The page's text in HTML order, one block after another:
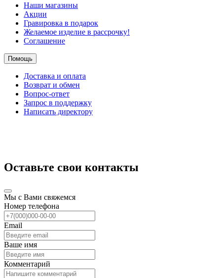
Наши магазины
Акции
Гравировка в подарок
Желаемое изделие в рассрочку!
Соглашение
Помощь
Доставка и оплата
Возврат и обмен
Вопрос-ответ
Запрос в поддержку
Написать директору
Оставьте свои контакты
Мы с Вами свяжемся
Номер телефона
Email
Ваше имя
Комментарий